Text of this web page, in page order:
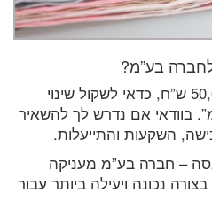
בע”מ?
אם הרווח שלך מגיע לכ 50,000 ש”ח, כדאי לשקול שינוי
בוודאי אם נדרש לך להשאיר
השקעות והתייעלות.
– חברה בע”מ מעניקה
נכונה ויעילה ביותר עבור